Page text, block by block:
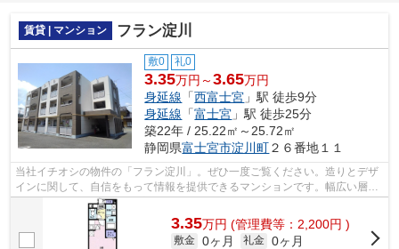
賃貸 | マンション フラン淀川
敷0 礼0
3.35万円～3.65万円
身延線 「西富士宮 」駅 徒歩9分
身延線 「富士宮 」駅 徒歩25分
築22年 / 25.22㎡～25.72㎡
静岡県富士宮市淀川町２６番地１１
当社イチオシの物件の「フラン淀川」。ぜひ一度ご覧ください。造りとデザ
インに関して、自信をもって情報を提供できるマンションです。幅広い層に
好評な、駅から徒歩9分に立地する物件...
3.35万円 (管理費等：2,200円 )
敷金 0ヶ月 礼金 0ヶ月